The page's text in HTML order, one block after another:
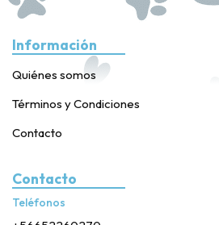
Información
Quiénes somos
Términos y Condiciones
Contacto
Contacto
Teléfonos